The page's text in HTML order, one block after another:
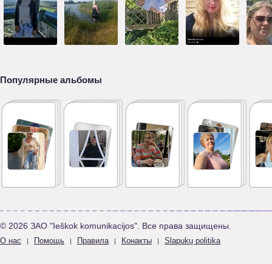
Популярные альбомы
© 2026 ЗАО "Ieškok komunikacijos". Все права защищены.
О нас | Помощь | Правила | Конакты | Slapukų politika